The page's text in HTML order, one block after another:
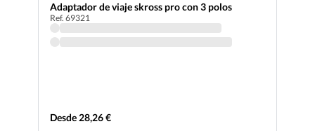
Adaptador de viaje skross pro con 3 polos
Ref. 69321
Desde 28,26 €